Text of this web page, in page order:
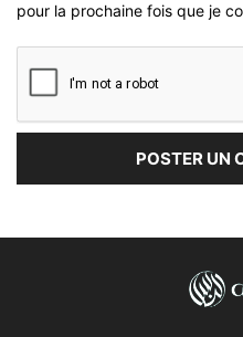
pour la prochaine fois que je